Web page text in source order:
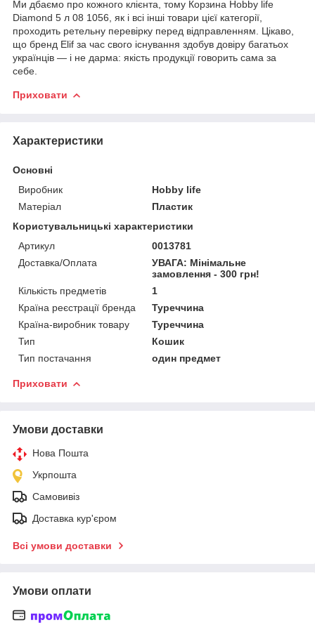
Ми дбаємо про кожного клієнта, тому Корзина Hobby life
Diamond 5 л 08 1056, як і всі інші товари цієї категорії,
проходить ретельну перевірку перед відправленням. Цікаво,
що бренд Elif за час свого існування здобув довіру багатьох
українців — і не дарма: якість продукції говорить сама за
себе.
Приховати
Характеристики
Основні
Виробник
Hobby life
Матеріал
Пластик
Користувальницькі характеристики
Артикул
0013781
Доставка/Оплата
УВАГА: Мінімальне
замовлення - 300 грн!
Кількість предметів
1
Країна реєстрації бренда
Туреччина
Країна-виробник товару
Туреччина
Тип
Кошик
Тип постачання
один предмет
Приховати
Умови доставки
Нова Пошта
Укрпошта
Самовивіз
Доставка кур'єром
Всі умови доставки
Умови оплати